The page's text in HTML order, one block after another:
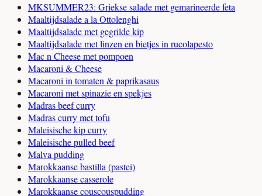
MKSUMMER23: Griekse salade met gemarineerde feta
Maaltijdsalade a la Ottolenghi
Maaltijdsalade met gegrilde kip
Maaltijdsalade met linzen en bietjes in rucolapesto
Mac n Cheese met pompoen
Macaroni & Cheese
Macaroni in tomaten & paprikasaus
Macaroni met spinazie en spekjes
Madras beef curry
Madras curry met tofu
Maleisische kip curry
Maleisische pulled beef
Malva pudding
Marokkaanse bastilla (pastei)
Marokkaanse casserole
Marokkaanse couscouspudding